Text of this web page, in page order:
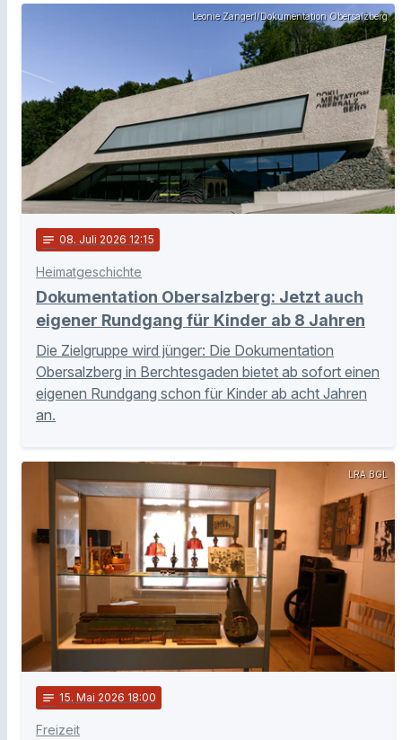
Leonie Zangerl/Dokumentation Obersalzberg
notes 08. Juli 2026 12:15
Heimatgeschichte
Dokumentation Obersalzberg: Jetzt auch
eigener Rundgang für Kinder ab 8 Jahren
Die Zielgruppe wird jünger: Die Dokumentation
Obersalzberg in Berchtesgaden bietet ab sofort einen
eigenen Rundgang schon für Kinder ab acht Jahren
an.
LRA BGL
notes 15. Mai 2026 18:00
Freizeit